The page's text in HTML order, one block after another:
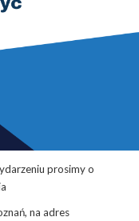
prosimy o
na adres